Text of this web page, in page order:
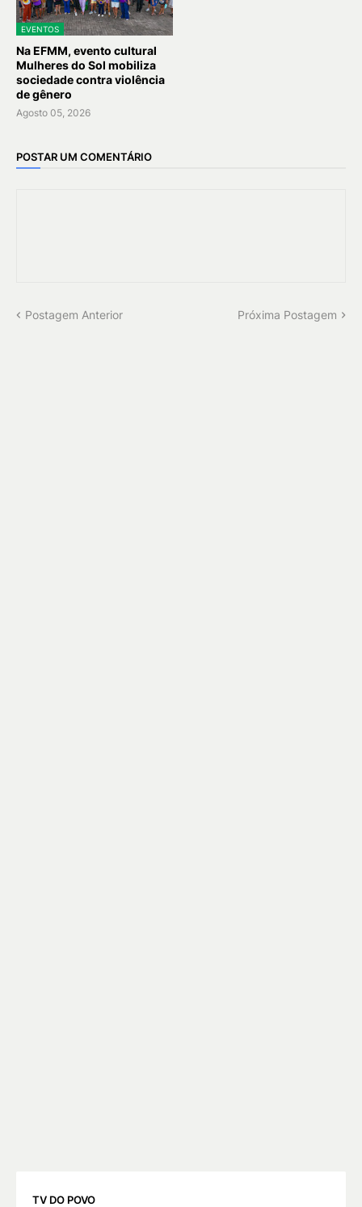
EVENTOS
Na EFMM, evento cultural
Mulheres do Sol mobiliza
sociedade contra violência
de gênero
Agosto 05, 2026
POSTAR UM COMENTÁRIO
Postagem Anterior Próxima Postagem
TV DO POVO